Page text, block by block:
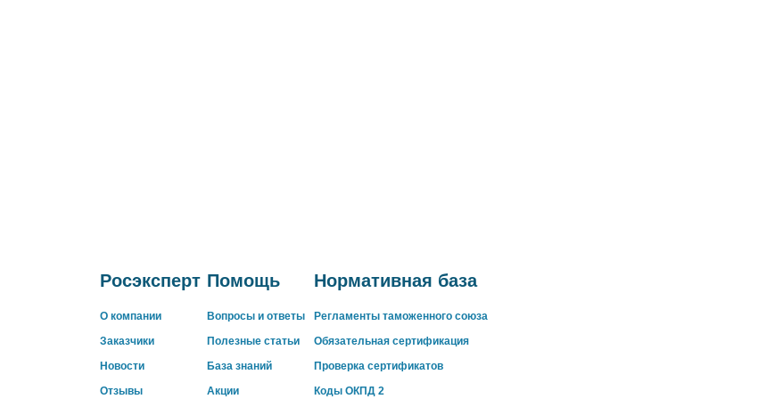
Росэксперт
О компании
Заказчики
Новости
Отзывы
Помощь
Вопросы и ответы
Полезные статьи
База знаний
Акции
Нормативная база
Регламенты таможенного союза
Обязательная сертификация
Проверка сертификатов
Коды ОКПД 2